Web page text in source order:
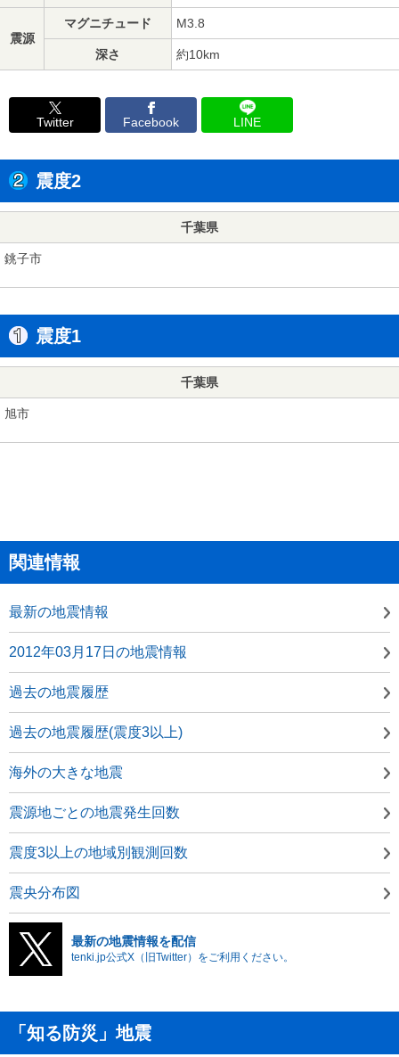
震源
マグニチュード M3.8
深さ 約10km
Twitter Facebook LINE
震度2
千葉県
銚子市
震度1
千葉県
旭市
関連情報
最新の地震情報
2012年03月17日の地震情報
過去の地震履歴
過去の地震履歴(震度3以上)
海外の大きな地震
震源地ごとの地震発生回数
震度3以上の地域別観測回数
震央分布図
最新の地震情報を配信
tenki.jp公式X（旧Twitter）をご利用ください。
「知る防災」地震